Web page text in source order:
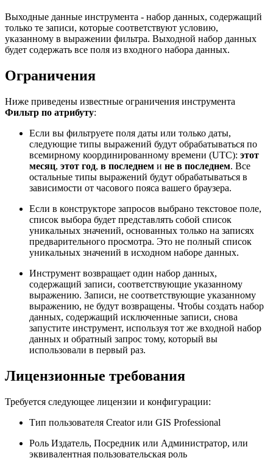
Выходные данные инструмента - набор данных, содержащий
только те записи, которые соответствуют условию,
указанному в выражении фильтра. Выходной набор данных
будет содержать все поля из входного набора данных.
Ограничения
Ниже приведены известные ограничения инструмента
Фильтр по атрибуту:
Если вы фильтруете поля даты или только даты,
следующие типы выражений будут обрабатываться по
всемирному координированному времени (UTC): этот
месяц, этот год, в последнем и не в последнем. Все
остальные типы выражений будут обрабатываться в
зависимости от часового пояса вашего браузера.
Если в конструкторе запросов выбрано текстовое поле,
список выбора будет представлять собой список
уникальных значений, основанных только на записях
предварительного просмотра. Это не полный список
уникальных значений в исходном наборе данных.
Инструмент возвращает один набор данных,
содержащий записи, соответствующие указанному
выражению. Записи, не соответствующие указанному
выражению, не будут возвращены. Чтобы создать набор
данных, содержащий исключенные записи, снова
запустите инструмент, используя тот же входной набор
данных и обратный запрос тому, который вы
использовали в первый раз.
Лицензионные требования
Требуется следующее лицензии и конфигурации:
Тип пользователя Creator или GIS Professional
Роль Издатель, Посредник или Администратор, или
эквивалентная пользовательская роль